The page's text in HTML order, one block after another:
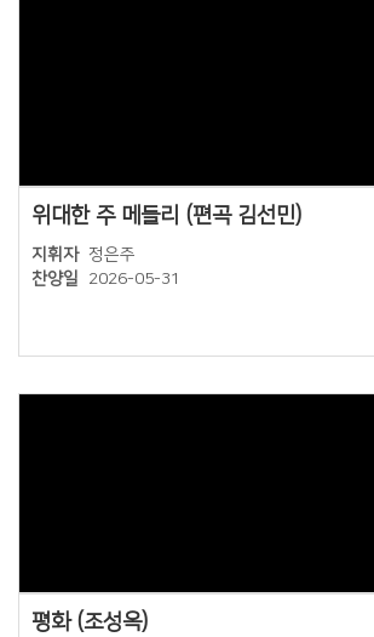
위대한 주 메들리 (편곡 김선민)
지휘자 정은주
찬양일
2026-05-31
평화 (조성옥)